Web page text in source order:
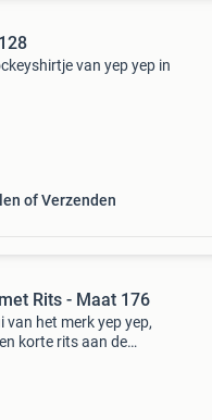
van yep yep in
of Verzenden
Rits - Maat 176
het merk yep yep,
korte rits aan de